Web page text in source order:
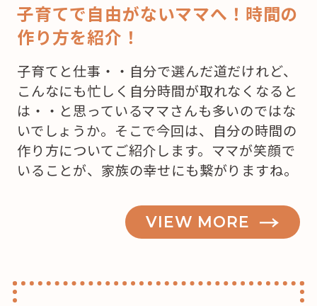
子育てで自由がないママへ！時間の
作り方を紹介！
子育てと仕事・・自分で選んだ道だけれど、
こんなにも忙しく自分時間が取れなくなると
は・・と思っているママさんも多いのではな
いでしょうか。そこで今回は、自分の時間の
作り方についてご紹介します。ママが笑顔で
いることが、家族の幸せにも繋がりますね。
VIEW MORE